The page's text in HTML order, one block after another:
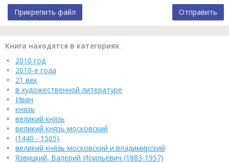
Прикрепить файл Отправить
Книга находятся в категориях.
2010 год
2010-е года
21 век
в художественной литературе
Иван
князь
великий князь
великий князь московский
(1440 - 1505)
великий князь московский и владимирский
Язвицкий, Валерий Иоильевич (1883-1957)